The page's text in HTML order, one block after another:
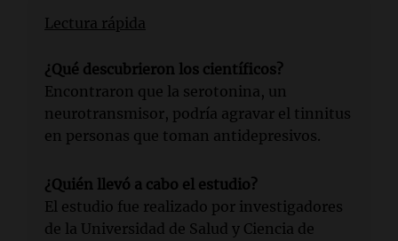
Lectura rápida
¿Qué descubrieron los científicos?
Encontraron que la serotonina, un
neurotransmisor, podría agravar el tinnitus
en personas que toman antidepresivos.
¿Quién llevó a cabo el estudio?
El estudio fue realizado por investigadores
de la Universidad de Salud y Ciencia de